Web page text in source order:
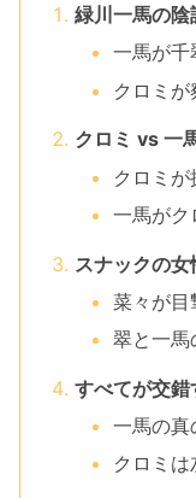
緑川一馬の
一馬が千
クロミ
クロミ vs 一
クロミ
一馬がク
スナックの
菜々が目
翠と一馬
すべてが交錯
一馬の真
クロミ